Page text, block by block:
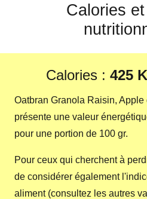
Calories
Calories : 425
Oatbran Granola Raisin,
présente une valeur
pour une portion de 100 gr.
Pour ceux qui cherchent à
de considérer également
aliment (consultez les autres